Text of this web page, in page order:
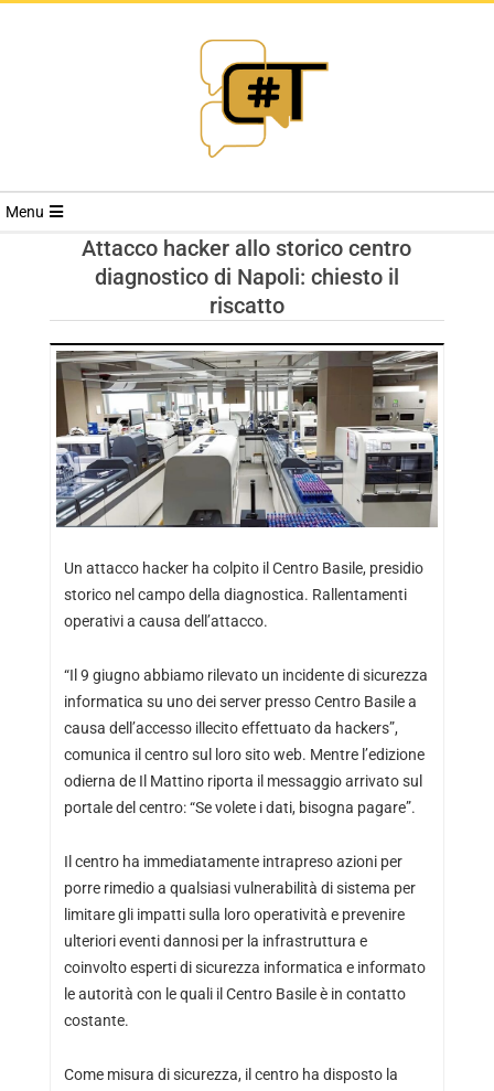
RIVISTA
TRENDS
Menu
Attacco hacker allo storico centro
diagnostico di Napoli: chiesto il
riscatto
Un attacco hacker ha colpito il Centro Basile, presidio
storico nel campo della diagnostica. Rallentamenti
operativi a causa dell’attacco.
“Il 9 giugno abbiamo rilevato un incidente di sicurezza
informatica su uno dei server presso Centro Basile a
causa dell’accesso illecito effettuato da hackers”,
comunica il centro sul loro sito web. Mentre l’edizione
odierna de Il Mattinoriporta il messaggio arrivato sul
portale del centro: “Se volete i dati, bisogna pagare”.
Il centro ha immediatamente intrapreso azioni per
porre rimedio a qualsiasi vulnerabilità di sistema per
limitare gli impatti sulla loro operatività e prevenire
ulteriori eventi dannosi per la infrastruttura e
coinvolto esperti di sicurezza informatica e informato
le autorità con le quali il Centro Basile è in contatto
costante.
Come misura di sicurezza, il centro ha disposto la